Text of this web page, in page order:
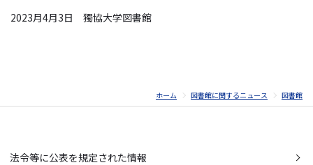
2023月4月3日 獨協大学図書館
ホーム 図書館に関するニュース 図書館
法令等に公表を規定された情報